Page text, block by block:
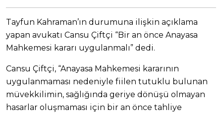
Tayfun Kahraman’ın durumuna ilişkin açıklama
yapan avukatı Cansu Çiftçi “Bir an önce Anayasa
Mahkemesi kararı uygulanmalı” dedi.
Cansu Çiftçi, “Anayasa Mahkemesi kararının
uygulanmaması nedeniyle fiilen tutuklu bulunan
müvekkilimin, sağlığında geriye dönüşü olmayan
hasarlar oluşmaması için bir an önce tahliye